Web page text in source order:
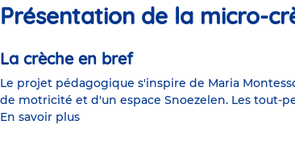
Présentation de la micro-
La crèche en bref
Le projet pédagogique s'inspire de Maria
de motricité et d'un espace Snoezelen. Les tout-
En savoir plus